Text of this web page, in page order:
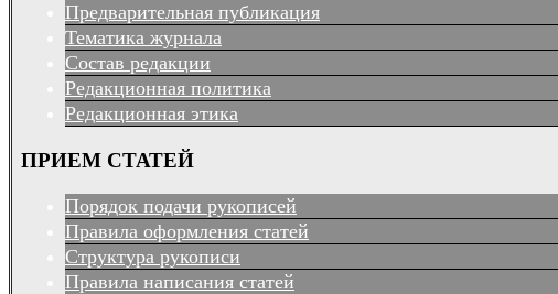
Предварительная публикация
Тематика журнала
Состав редакции
Редакционная политика
Редакционная этика
ПРИЕМ СТАТЕЙ
Порядок подачи рукописей
Правила оформления статей
Структура рукописи
Правила написания статей